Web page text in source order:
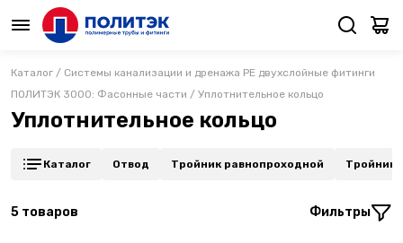
Каталог / Системы канализации и дренажа PE двухслойные фитинги
ПОЛИТЭК 3000: Фасонные части / Уплотнительное кольцо
Уплотнительное кольцо
Каталог Отвод Тройник равнопроходной Тройник
5 товаров Фильтры